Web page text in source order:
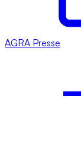
AGRA Presse